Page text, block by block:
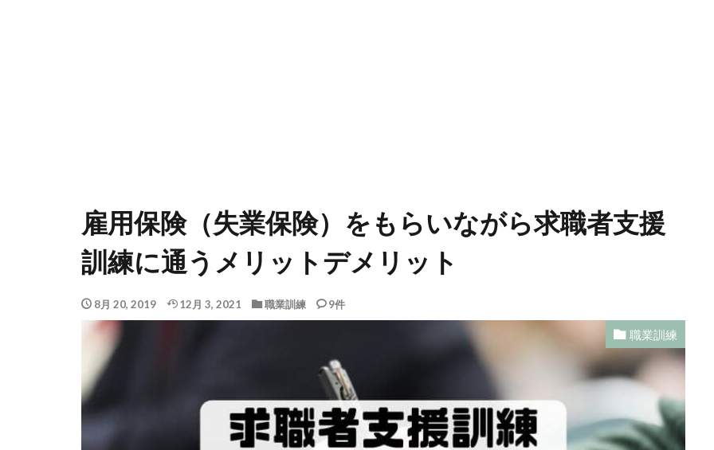
雇用保険（失業保険）をもらいながら求職者支援
訓練に通うメリットデメリット
8月 20, 2019 12月 3, 2021 職業訓練 9件
職業訓練